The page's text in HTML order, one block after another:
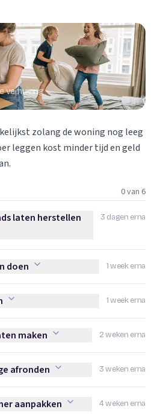
verhuizing
zolang de woning nog leeg
leggen kost minder tijd en geld
0 van 6
3 dagen erna
herstellen afvinken
laten herstellen
1 week erna
afvinken
doen
1 week erna
2 weken erna
afvinken
maken
3 weken erna
afvinken
afronden
4 weken erna
afvinken
aanpakken